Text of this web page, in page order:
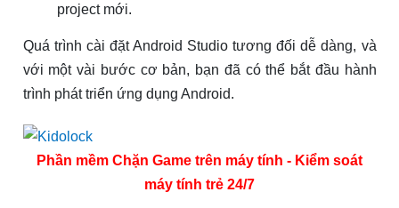
project mới.
Quá trình cài đặt Android Studio tương đối dễ dàng, và
với một vài bước cơ bản, bạn đã có thể bắt đầu hành
trình phát triển ứng dụng Android.
Phần mềm Chặn Game trên máy tính - Kiểm soát
máy tính trẻ 24/7